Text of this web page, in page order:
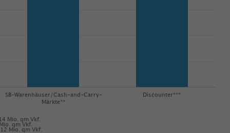
SB-Warenhäuser/Cash-and-Carry-
Märkte**
Discounter***
Mio. qm Vkf.
qm Vkf.
Mio. qm Vkf.